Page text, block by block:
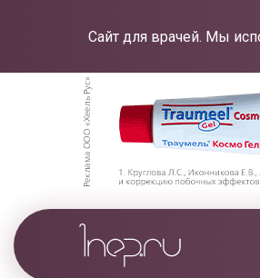
Сайт для врачей. Мы